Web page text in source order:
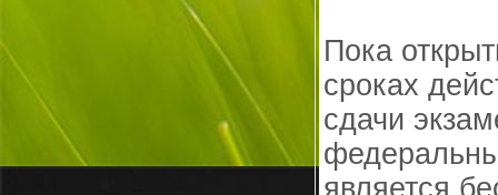
Пока
сроках
сдачи
является